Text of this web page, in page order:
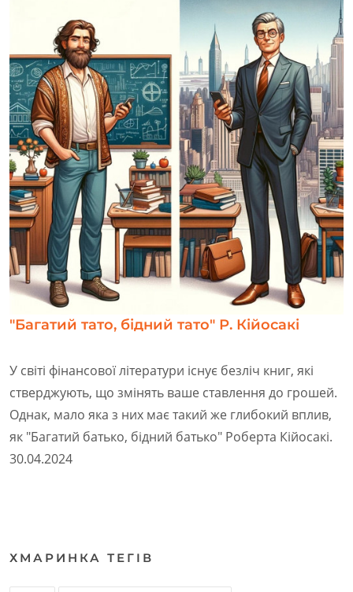
"Багатий тато, бідний тато" Р. Кійосакі
У світі фінансової літератури існує безліч книг, які
стверджують, що змінять ваше ставлення до грошей.
Однак, мало яка з них має такий же глибокий вплив,
як "Багатий батько, бідний батько" Роберта Кійосакі.
30.04.2024
ХМАРИНКА ТЕГIВ